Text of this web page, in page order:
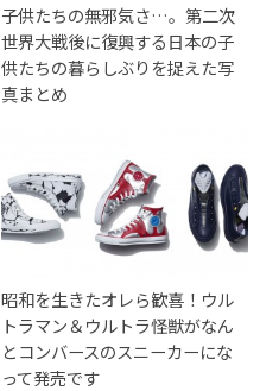
子供たちの無邪気さ…。第二次
世界大戦後に復興する日本の子
供たちの暮らしぶりを捉えた写
真まとめ
昭和を生きたオレら歓喜！ウル
トラマン＆ウルトラ怪獣がなん
とコンバースのスニーカーにな
って発売です